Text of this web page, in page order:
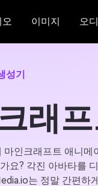
오 이미지 오
성기
래
마인크래프트 애니
요? 각진 아바타를
는 정말 간편하